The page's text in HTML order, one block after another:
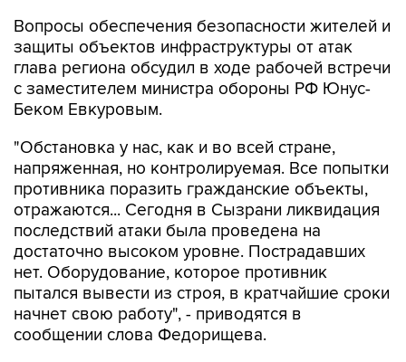
Вопросы обеспечения безопасности жителей и
защиты объектов инфраструктуры от атак
глава региона обсудил в ходе рабочей встречи
с заместителем министра обороны РФ Юнус-
Беком Евкуровым.
"Обстановка у нас, как и во всей стране,
напряженная, но контролируемая. Все попытки
противника поразить гражданские объекты,
отражаются... Сегодня в Сызрани ликвидация
последствий атаки была проведена на
достаточно высоком уровне. Пострадавших
нет. Оборудование, которое противник
пытался вывести из строя, в кратчайшие сроки
начнет свою работу", - приводятся в
сообщении слова Федорищева.